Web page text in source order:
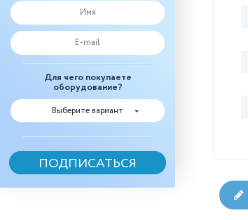
Для чего покупаете
оборудование?
Выберите вариант